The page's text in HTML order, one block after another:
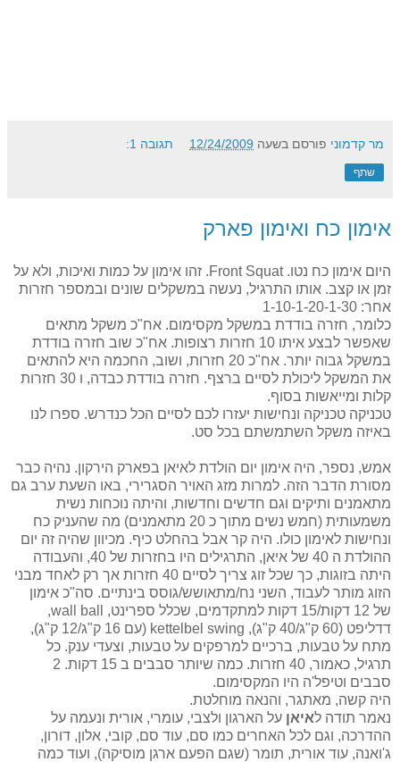
מר קדמוני פורסם בשעה 12/24/2009 תגובה 1:
שתף
אימון כח ואימון פארק
היום אימון כח נטו. Front Squat. זהו אימון על כמות ואיכות, ולא על
זמן או קצב. אותו התרגיל, נעשה במשקלים שונים ובמספר חזרות
אחר: 1-10-1-20-1-30
כלומר, חזרה בודדת במשקל מקסימום. אח"כ משקל מתאים
שאפשר לבצע איתו 10 חזרות רצופות. אח"כ שוב חזרה בודדת
במשקל גבוה יותר. אח"כ 20 חזרות, ושוב, החכמה היא להתאים
את המשקל ליכולת לסיים ברצף. חזרה בודדת כבדה, ו 30 חזרות
קלות ומייאשות בסוף.
טכניקה טכניקה ונחישות יעזרו לכם לסיים הכל כנדרש. ספרו לנו
באיזה משקל השתמשתם בכל סט.
אמש, נספר, היה אימון יום הולדת לאיאן בפארק הירקון. נהיה כבר
מסורת הדבר הזה. למרות מזג האויר הסגרירי, באו השעת ערב גם
מתאמנים ותיקים וגם חדשים וחדשות, והיתה נוכחות נשית
משמעותית (חמש נשים מתוך כ 20 מתאמנים) מה שהעניק כח
ונחישות לאימון כולו. היה קר אבל בהחלט כיף. מכיוון שהיה זה יום
ההולדת ה 40 של איאן, התרגילים היו בחזרות של 40, והעבודה
היתה בזוגות, כך שכל זוג צריך לסיים 40 חזרות אך רק לאחד מבני
הזוג מותר לעבוד, השני נח/מתאושש/גוסס בינתיים. סה"כ אימון
של 12 דקות/15 דקות למתקדמים, שכלל ספרינט, wall ball,
דדליפט (60 ק"ג/40 ק"ג), kettelbel swing (עם 16 ק"ג/12 ק"ג),
מתח על טבעות, ברכיים למרפקים על טבעות, וצעדי ענק. כל
תרגיל, כאמור, 40 חזרות. כמה שיותר סבבים ב 15 דקות. 2
סבבים וטיפל'ה היו המקסימום.
היה קשה, מאתגר, והנאה מוחלטת.
נאמר תודה לאיאן על הארגון ולצבי, עומרי, אורית ונעמה על
ההדרכה, וגם לכל האחרים כמו סם, עוד סם, קובי, אלון, דורון,
ג'ואנה, עוד אורית, תומר (שגם הפעם ארגן מוסיקה), ועוד כמה